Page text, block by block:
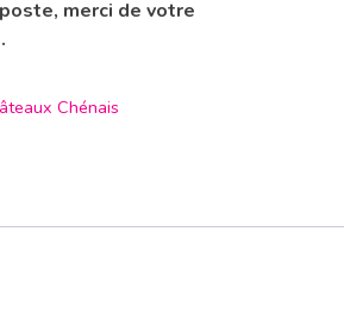
merci de votre
Chénais